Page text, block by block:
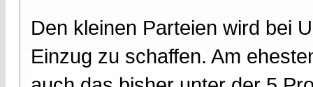
Den kleinen Parteien wird bei
Einzug zu schaffen. Am